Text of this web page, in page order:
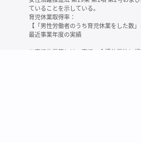
ていることを示している。
育児休業取得率：
【「男性労働者のうち育児休業をした
最近事業年度の実績
※育児休業等とは、育児・介護休業法に規